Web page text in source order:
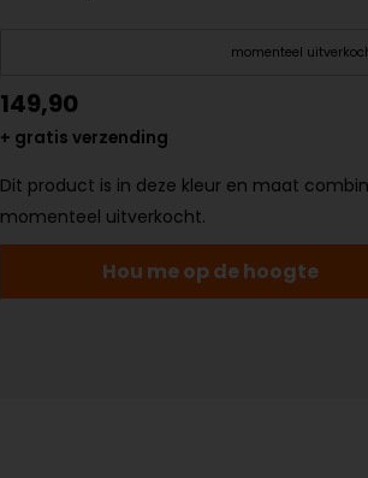
momenteel
149,90
+ gratis verzending
Dit product is in deze kleur en maat
momenteel uitverkocht.
Hou me op de hoogte